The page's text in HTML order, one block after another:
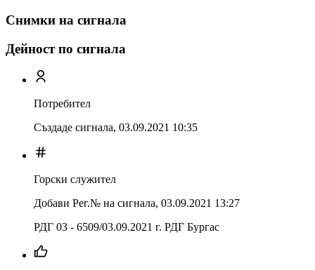
Снимки на сигнала
Дейност по сигнала
Потребител
Създаде сигнала, 03.09.2021 10:35
Горски служител
Добави Рег.№ на сигнала, 03.09.2021 13:27
РДГ 03 - 6509/03.09.2021 г. РДГ Бургас